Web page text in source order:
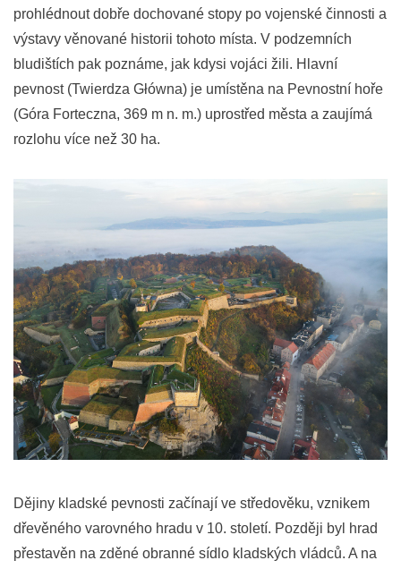
prohlédnout dobře dochované stopy po vojenské činnosti a
výstavy věnované historii tohoto místa. V podzemních
bludištích pak poznáme, jak kdysi vojáci žili. Hlavní
pevnost (Twierdza Główna) je umístěna na Pevnostní hoře
(Góra Forteczna, 369 m n. m.) uprostřed města a zaujímá
rozlohu více než 30 ha.
Dějiny kladské pevnosti začínají ve středověku, vznikem
dřevěného varovného hradu v 10. století. Později byl hrad
přestavěn na zděné obranné sídlo kladských vládců. A na